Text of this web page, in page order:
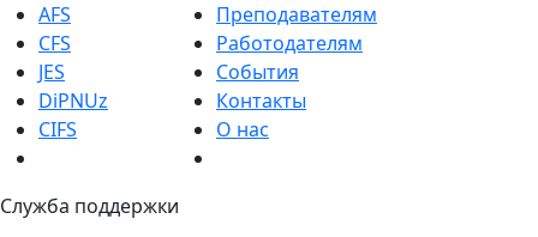
AFS
CFS
JES
DiPNUz
CIFS
Преподавателям
Работодателям
События
Контакты
О нас
Служба поддержки